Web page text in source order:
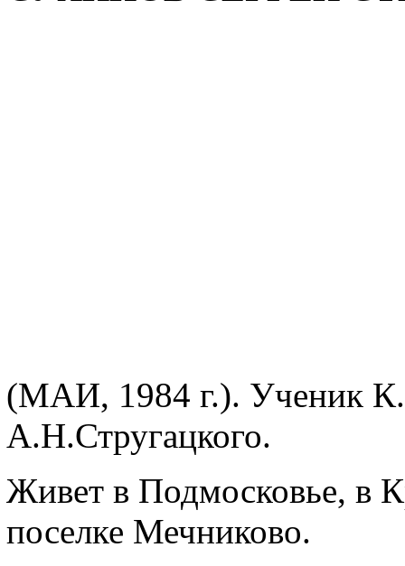
(МАИ, 1984 г.). Ученик
А.Н.Стругацкого.
Живет в Подмосковье, в
поселке Мечниково.